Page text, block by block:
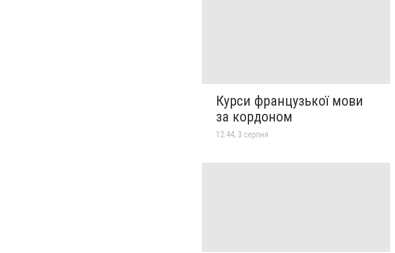
Курси французької мови
за кордоном
12:44, 3 серпня